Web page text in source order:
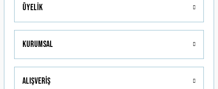
Üyelik
Kurumsal
Alışveriş